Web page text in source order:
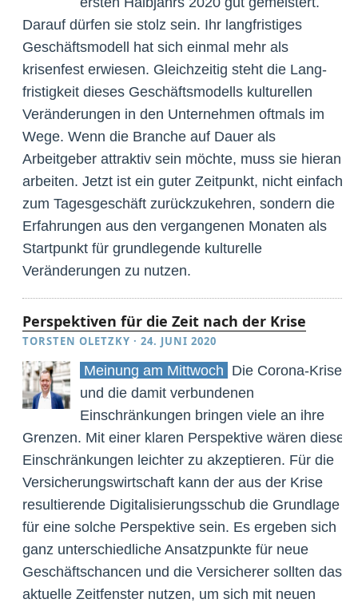
Darauf dürfen sie stolz sein. Ihr langfristiges
Geschäfts­modell hat sich einmal mehr als
krisenfest erwiesen. Gleichzeitig steht die Lang­
fristig­­­keit dieses Geschäftsmodells kulturellen
Veränderungen in den Unter­nehmen oftmals im
Wege. Wenn die Branche auf Dauer als
Arbeitgeber attraktiv sein möchte, muss sie hieran
arbeiten. Jetzt ist ein guter Zeitpunkt, nicht einfach
zum Tages­geschäft zurückzukehren, sondern die
Erfahrungen aus den vergangenen Monaten als
Startpunkt für grundlegende kulturelle
Veränderungen zu nutzen.
Perspektiven für die Zeit nach der Krise
TORSTEN OLETZKY ·24. JUNI 2020
Meinung am Mittwoch Die Corona-Krise
und die damit verbundenen
Einschränkungen bringen viele an ihre
Grenzen. Mit einer klaren Perspektive wären diese
Einschränkungen leichter zu akzeptieren. Für die
Versicherungswirtschaft kann der aus der Krise
resultierende Digitalisierungsschub die Grundlage
für eine solche Perspektive sein. Es ergeben sich
ganz unterschiedliche Ansatzpunkte für neue
Geschäftschancen und die Versicherer sollten das
aktuelle Zeitfenster nutzen, um sich mit neuen